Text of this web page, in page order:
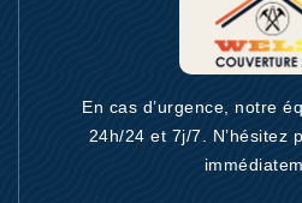
En cas d’urgence, notre
24h/24 et 7j/7. N’hésitez